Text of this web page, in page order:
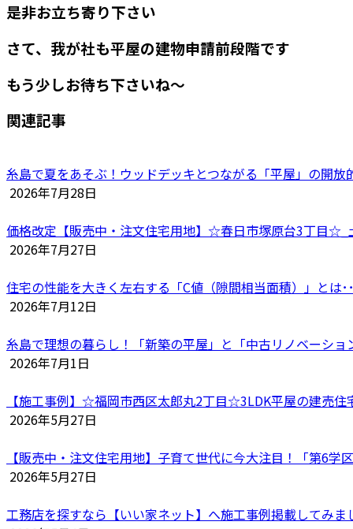
是非お立ち寄り下さい
さて、我が社も平屋の建物申請前段階です
もう少しお待ち下さいね～
関連記事
糸島で夏をあそぶ！ウッドデッキとつながる「平屋」の開放
2026年7月28日
価格改定【販売中・注文住宅用地】☆春日市塚原台3丁目
2026年7月27日
住宅の性能を大きく左右する「C値（隙間相当面積）」とは･
2026年7月12日
糸島で理想の暮らし！「新築の平屋」と「中古リノベーシ
2026年7月1日
【施工事例】☆福岡市西区太郎丸2丁目☆3LDK平屋の建売住
2026年5月27日
【販売中・注文住宅用地】子育て世代に今大注目！「第6
2026年5月27日
工務店を探すなら【いい家ネット】へ施工事例掲載してみま